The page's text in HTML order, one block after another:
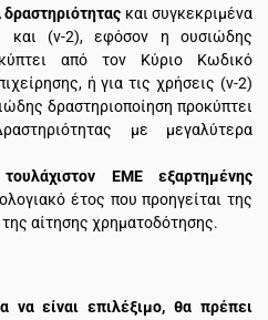
και συγκεκριμένα
και (ν-2), εφόσον η ουσιώδης
από τον Κύριο Κωδικό
ή για τις χρήσεις (ν-2)
δραστηριοποίηση προκύπτει
με μεγαλύτερα
ΕΜΕ εξαρτημένης
έτος που προηγείται της
αίτησης χρηματοδότησης.
να είναι επιλέξιμο, θα πρέπει